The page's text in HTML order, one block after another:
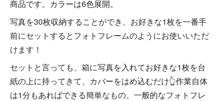
商品です。カラーは6色展開。
写真を30枚収納することができ、お好きな1枚を一番手
前にセットするとフォトフレームのようにお使いいただ
けます！
セットと言っても、箱に写真を入れてお好きな1枚を台
紙の上に持ってきて、カバーをはめ込むだけ👆作業自体
は1分もあればできる簡単なもの。一般的なフォトフレ